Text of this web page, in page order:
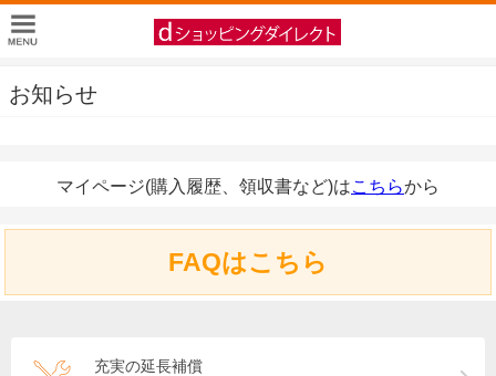
お知らせ
マイページ(購入履歴、領収書など)はこちらから
FAQはこちら
充実の延長補償